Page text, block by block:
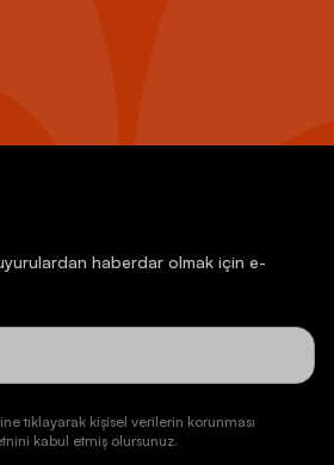
haberdar olmak için e-
tıklayarak kişisel verilerin korunması
kabul etmiş olursunuz.